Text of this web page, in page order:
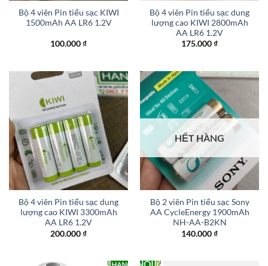
Bộ 4 viên Pin tiểu sạc KIWI
1500mAh AA LR6 1.2V
100.000₫
Bộ 4 viên Pin tiểu sạc dung
lượng cao KIWI 2800mAh
AA LR6 1.2V
175.000₫
Bộ 4 viên Pin tiểu sạc dung
lượng cao KIWI 3300mAh
AA LR6 1.2V
200.000₫
HẾT HÀNG
Bộ 2 viên Pin tiểu sạc Sony
AA CycleEnergy 1900mAh
NH-AA-B2KN
140.000₫